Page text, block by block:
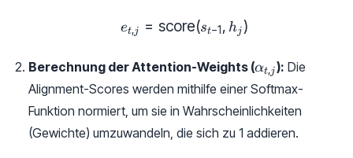
e_{t, j} =
et,j = score(st−1 , hj)
Berechnung der Attention-Weights (\alpha_{t,
j}
αt,j): Die
Alignment-Scores werden mithilfe einer Softmax-
Funktion normiert, um sie in Wahrscheinlichkeiten
(Gewichte) umzuwandeln, die sich zu 1 addieren.